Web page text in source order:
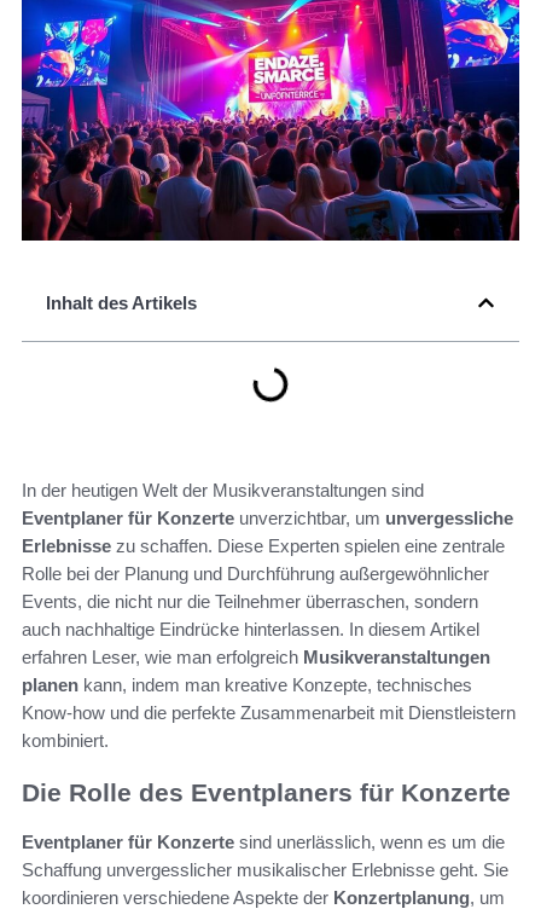
Inhalt des Artikels
In der heutigen Welt der Musikveranstaltungen sind
Eventplaner für Konzerte unverzichtbar, um unvergessliche
Erlebnisse zu schaffen. Diese Experten spielen eine zentrale
Rolle bei der Planung und Durchführung außergewöhnlicher
Events, die nicht nur die Teilnehmer überraschen, sondern
auch nachhaltige Eindrücke hinterlassen. In diesem Artikel
erfahren Leser, wie man erfolgreich Musikveranstaltungen
planen kann, indem man kreative Konzepte, technisches
Know-how und die perfekte Zusammenarbeit mit Dienstleistern
kombiniert.
Die Rolle des Eventplaners für Konzerte
Eventplaner für Konzerte sind unerlässlich, wenn es um die
Schaffung unvergesslicher musikalischer Erlebnisse geht. Sie
koordinieren verschiedene Aspekte der Konzertplanung, um